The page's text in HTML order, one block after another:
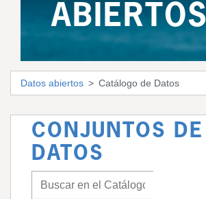
ABIERTOS
Datos abiertos Catálogo de Datos
CONJUNTOS DE
DATOS